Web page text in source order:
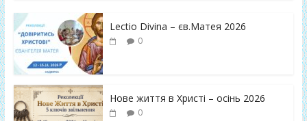
Lectio Divina – єв.Матея 2026
0
Нове життя в Христі – осінь 2026
0